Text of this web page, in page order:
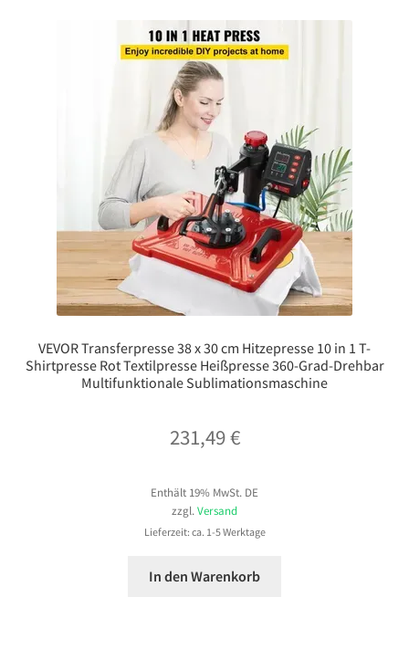
VEVOR Transferpresse 38 x 30 cm Hitzepresse 10 in 1 T-
Shirtpresse Rot Textilpresse Heißpresse 360-Grad-Drehbar
Multifunktionale Sublimationsmaschine
231,49€
Enthält 19% MwSt. DE
zzgl. Versand
Lieferzeit: ca. 1-5 Werktage
In den Warenkorb